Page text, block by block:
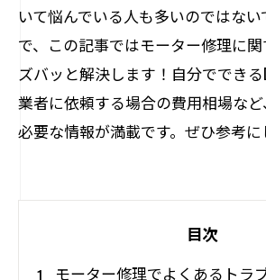
いて悩んでいる人も多いのではな
で、この記事ではモーター修理に
ズバッと解決します！自分でできる
業者に依頼する場合の費用相場な
必要な情報が満載です。ぜひ参考に
目次
モーター修理でよくあるトラ